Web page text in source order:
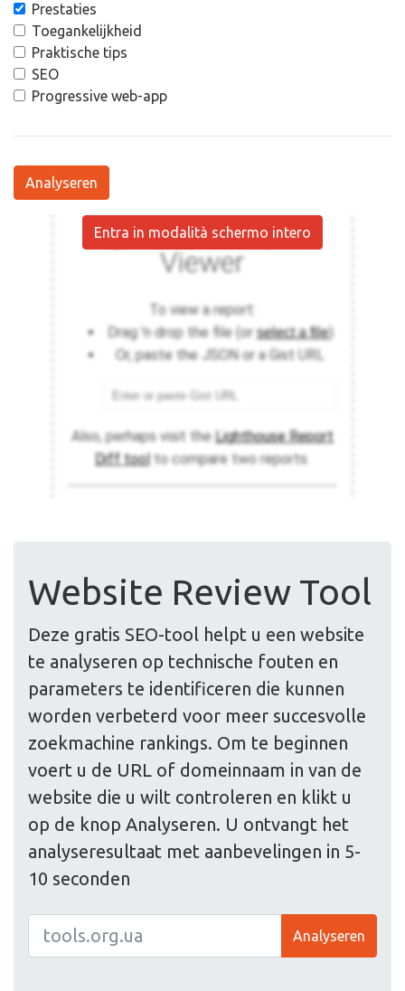
Prestaties
Toegankelijkheid
Praktische tips
SEO
Progressive web-app
Analyseren
Entra in modalità schermo intero
Website Review Tool
Deze gratis SEO-tool helpt u een website
te analyseren op technische fouten en
parameters te identificeren die kunnen
worden verbeterd voor meer succesvolle
zoekmachine rankings. Om te beginnen
voert u de URL of domeinnaam in van de
website die u wilt controleren en klikt u
op de knop Analyseren. U ontvangt het
analyseresultaat met aanbevelingen in 5-
10 seconden
Analyseren